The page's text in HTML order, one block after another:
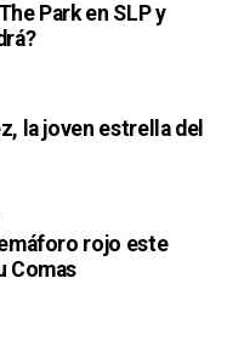
Park en SLP y
la joven estrella del
rojo este
Comas